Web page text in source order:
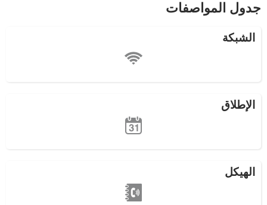
جدول المواصفات
الشبكة
الإطلاق
الهيكل